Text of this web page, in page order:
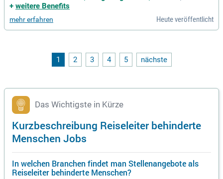
e. Freuen Sie sich auf einen Arbeitsplatz in einem Unterneh
+ weitere Benefits
mehr erfahren Heute veröffentlicht
1 2 3 4 5 nächste
Das Wichtigste in Kürze
Kurzbeschreibung Reiseleiter behinderte
Menschen Jobs
In welchen Branchen findet man Stellenangebote als
Reiseleiter behinderte Menschen?